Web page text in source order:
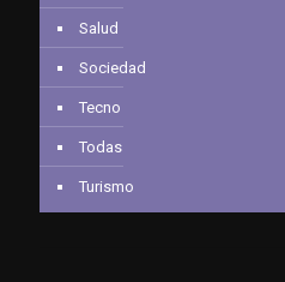
Salud
Sociedad
Tecno
Todas
Turismo